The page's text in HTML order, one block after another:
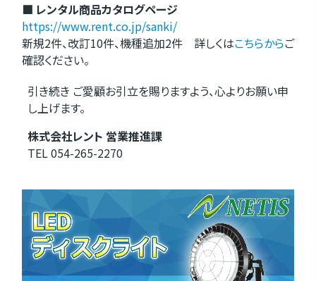
■ レンタル商品カタログページ
https://www.rent.co.jp/sanki/
新規2件、改訂10件、機種追加2件 詳しくはこちらからご
確認ください。
引き続き ご愛顧お引立を賜りますよう、心よりお願い申
し上げます。
株式会社レント 営業推進課
TEL 054-265-2270